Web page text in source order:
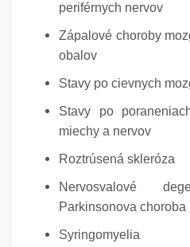
periférnych nervov
Zápalové choroby
obalov
Stavy po cievnych
Stavy po
miechy a nervov
Roztrúsená skleróza
Nervosvalové
Parkinsonova choroba
Syringomyelia